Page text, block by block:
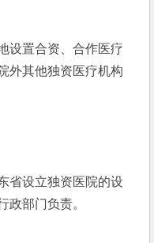
设置合资、合作医疗
外其他独资医疗机构
省设立独资医院的设
政部门负责。